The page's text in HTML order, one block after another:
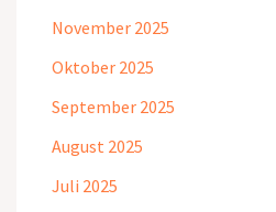
November 2025
Oktober 2025
September 2025
August 2025
Juli 2025